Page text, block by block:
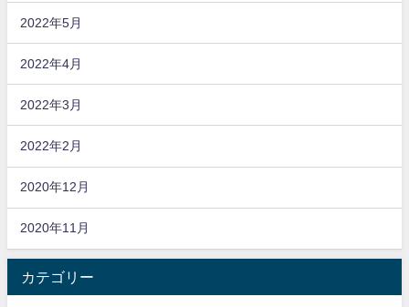
2022年5月
2022年4月
2022年3月
2022年2月
2020年12月
2020年11月
カテゴリー